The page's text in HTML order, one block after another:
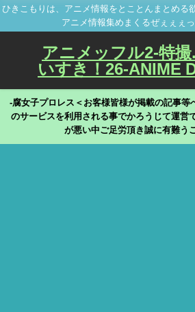
ひきこもりは、アニメ情報をとことんまとめる
アニメ情報集めまくるぜぇぇぇっ
アニメッフル2-特
いすき！26-ANIME
-腐女子プロレス＜お客様皆様が掲載の記事等
のサービスを利用される事でかろうじて運営
が悪い中ご足労頂き誠に有難う